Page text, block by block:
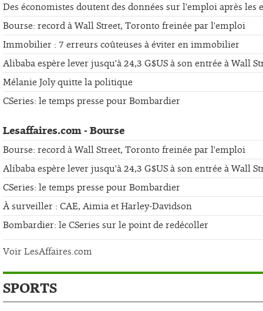
Des économistes doutent des données sur l'emploi après
Bourse: record à Wall Street, Toronto freinée par l'emploi
Immobilier : 7 erreurs coûteuses à éviter en immobilier
Alibaba espère lever jusqu'à 24,3 G$US à son entrée à Wall
Mélanie Joly quitte la politique
CSeries: le temps presse pour Bombardier
Lesaffaires.com - Bourse
Bourse: record à Wall Street, Toronto freinée par l'emploi
Alibaba espère lever jusqu'à 24,3 G$US à son entrée à Wall
CSeries: le temps presse pour Bombardier
À surveiller : CAE, Aimia et Harley-Davidson
Bombardier: le CSeries sur le point de redécoller
Voir LesAffaires.com
SPORTS